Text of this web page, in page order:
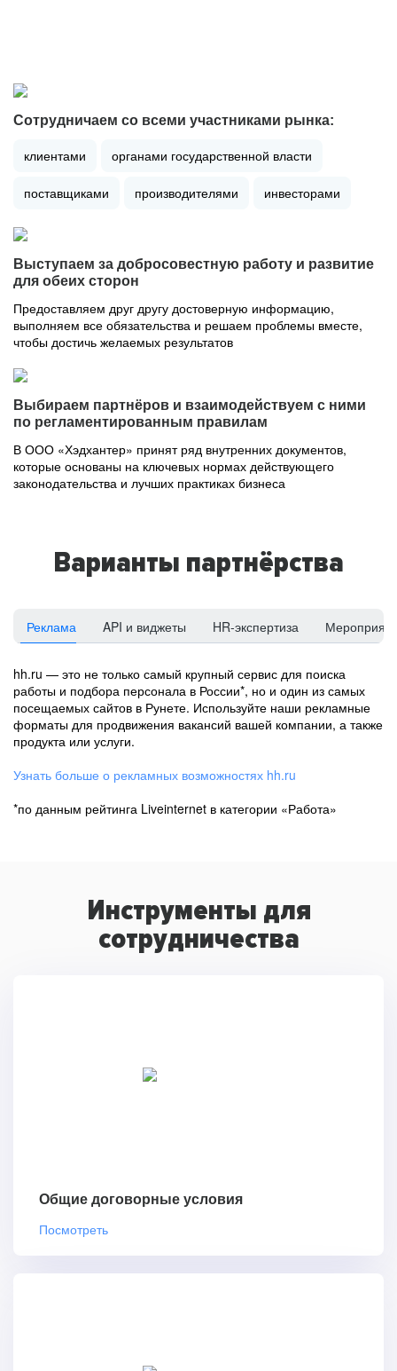
Сотрудничаем со всеми участниками рынка:
клиентами органами государственной власти
поставщиками производителями инвесторами
Выступаем за добросовестную работу и развитие
для обеих сторон
Предоставляем друг другу достоверную информацию,
выполняем все обязательства и решаем проблемы вместе,
чтобы достичь желаемых результатов
Выбираем партнёров и взаимодействуем с ними
по регламентированным правилам
В ООО «Хэдхантер» принят ряд внутренних документов,
которые основаны на ключевых нормах действующего
законодательства и лучших практиках бизнеса
Варианты партнёрства
Реклама API и виджеты HR-экспертиза
hh.ru — это не только самый крупный сервис для поиска
работы и подбора персонала в России*, но и один из самых
посещаемых сайтов в Рунете. Используйте наши рекламные
форматы для продвижения вакансий вашей компании, а также
продукта или услуги.
Узнать больше о рекламных возможностях hh.ru
*по данным рейтинга Liveinternet в категории «Работа»
Инструменты для
сотрудничества
Общие договорные условия
Посмотреть